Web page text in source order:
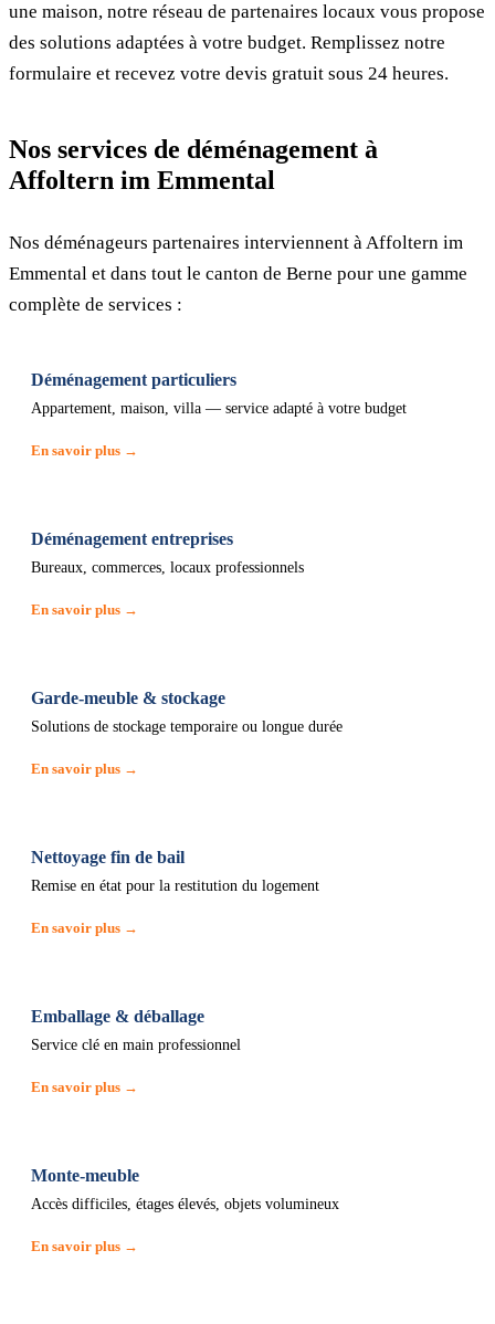
une maison, notre réseau de partenaires locaux vous propose
des solutions adaptées à votre budget. Remplissez notre
formulaire et recevez votre devis gratuit sous 24 heures.
Nos services de déménagement à
Affoltern im Emmental
Nos déménageurs partenaires interviennent à Affoltern im
Emmental et dans tout le canton de Berne pour une gamme
complète de services :
Déménagement particuliers
Appartement, maison, villa — service adapté à votre budget
En savoir plus →
Déménagement entreprises
Bureaux, commerces, locaux professionnels
En savoir plus →
Garde-meuble & stockage
Solutions de stockage temporaire ou longue durée
En savoir plus →
Nettoyage fin de bail
Remise en état pour la restitution du logement
En savoir plus →
Emballage & déballage
Service clé en main professionnel
En savoir plus →
Monte-meuble
Accès difficiles, étages élevés, objets volumineux
En savoir plus →